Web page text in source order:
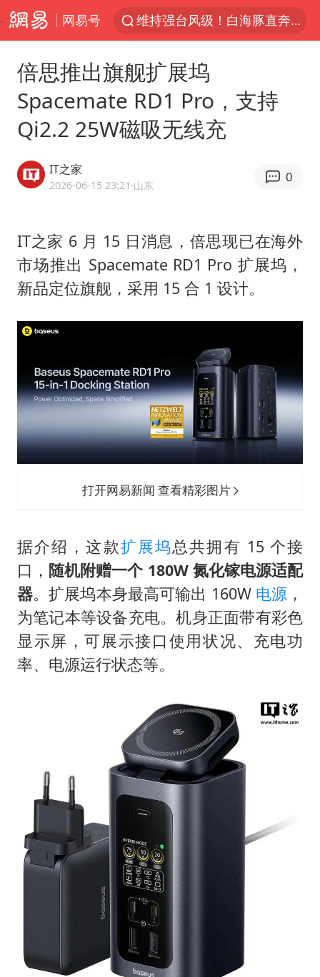
网易号
维持强台风级！白海豚直奔华东沿海
“事业单位招聘不是人情买卖”
你常吃的兰州拉面要改名了
河南试行周五下午弹性离岗
小伙靠AI减肥 45天瘦40斤进了ICU
新华社权威快报|我国编制完成新版全月地质图
总书记关心百姓身边这些民生大事
倍思推出旗舰扩展坞
Spacemate RD1 Pro，支持
Qi2.2 25W磁吸无线充
IT之家
2026-06-15 23:21 ·山东
0
IT之家 6 月 15 日消息，倍思现已在海外
市场推出 Spacemate RD1 Pro 扩展坞，
新品定位旗舰，采用 15 合 1 设计。
打开网易新闻 查看精彩图片
据介绍，这款扩展坞总共拥有 15 个接
口， 随机附赠一个 180W 氮化镓电源适配
器。扩展坞本身最高可输出 160W 电源 ，
为笔记本等设备充电。机身正面带有彩色
显示屏，可展示接口使用状况、充电功
率、电源运行状态等。